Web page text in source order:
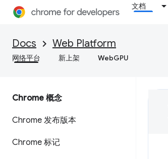
文档
Docs Web Platform
网络平台 新上架 WebGPU
Chrome 概念
Chrome 发布版本
Chrome 标记